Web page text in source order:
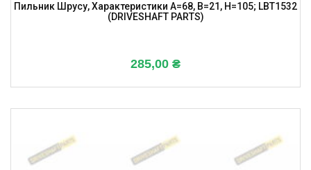
Пильник Шрусу, Характеристики A=68, B=21, H=105; LBT1532
(DRIVESHAFT PARTS)
285,00 ₴